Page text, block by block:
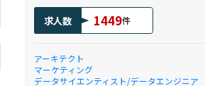
求人数 1449件
アーキテクト
マーケティング
データサイエンティスト/データエンジニア